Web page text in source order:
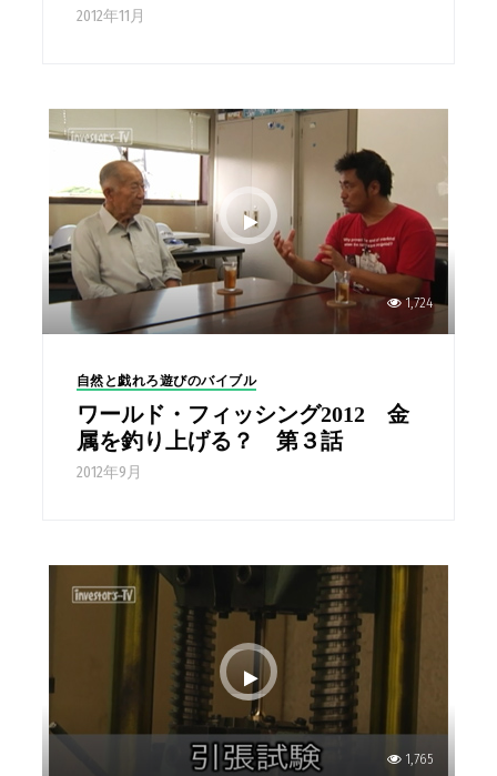
2012年11月
1,724
自然と戯れろ遊びのバイブル
ワールド・フィッシング2012 金
属を釣り上げる？ 第３話
2012年9月
1,765